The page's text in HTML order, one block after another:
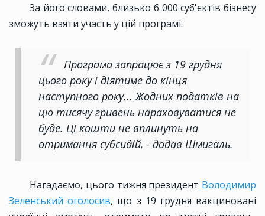
За його словами, близько 6 000 суб'єктів бізнесу
зможуть взяти участь у цій програмі.
Програма запрацює з 19 грудня
цього року і діятиме до кінця
наступного року... Жодних податків на
цю тисячу гривень нараховуватися не
буде. Ці кошти не вплинуть на
отримання субсидій, - додав Шмигаль.
Нагадаємо, цього тижня президент Володимир
Зеленський оголосив, що з 19 грудня вакциновані